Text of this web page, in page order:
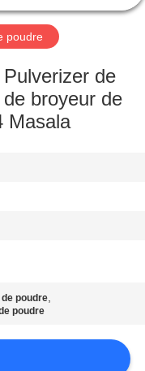
poudre
de
broyeur de
Masala
poudre,
poudre